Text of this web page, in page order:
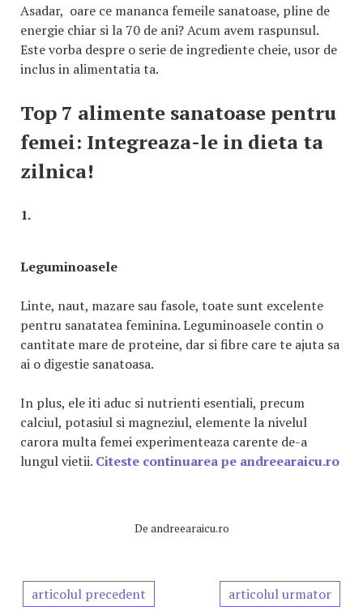
Asadar, oare ce mananca femeile sanatoase, pline de
energie chiar si la 70 de ani? Acum avem raspunsul.
Este vorba despre o serie de ingrediente cheie, usor de
inclus in alimentatia ta.
Top 7 alimente sanatoase pentru
femei: Integreaza-le in dieta ta
zilnica!
1.
Leguminoasele
Linte, naut, mazare sau fasole, toate sunt excelente
pentru sanatatea feminina. Leguminoasele contin o
cantitate mare de proteine, dar si fibre care te ajuta sa
ai o digestie sanatoasa.
In plus, ele iti aduc si nutrienti esentiali, precum
calciul, potasiul si magneziul, elemente la nivelul
carora multa femei experimenteaza carente de-a
lungul vietii. Citeste continuarea pe andreearaicu.ro
De andreearaicu.ro
articolul precedent articolul urmator